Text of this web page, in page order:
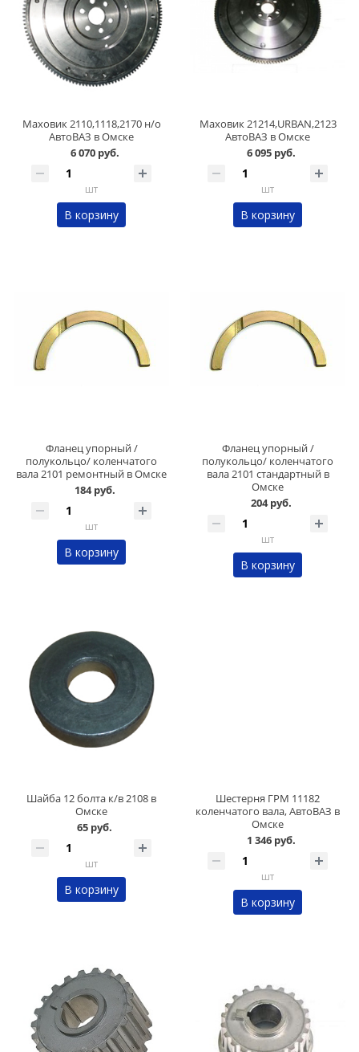
Маховик 2110,1118,2170 н/о
АвтоВАЗ в Омске
6 070 руб.
шт
В корзину
Маховик 21214,URBAN,2123
АвтоВАЗ в Омске
6 095 руб.
шт
В корзину
Фланец упорный /
полукольцо/ коленчатого
вала 2101 ремонтный в Омске
184 руб.
шт
В корзину
Фланец упорный /
полукольцо/ коленчатого
вала 2101 стандартный в
Омске
204 руб.
шт
В корзину
Шайба 12 болта к/в 2108 в
Омске
65 руб.
шт
В корзину
Шестерня ГРМ 11182
коленчатого вала, АвтоВАЗ в
Омске
1 346 руб.
шт
В корзину